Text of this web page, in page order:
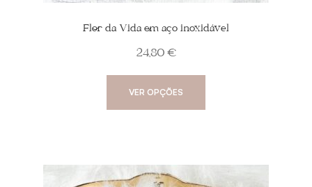
Flor da Vida em aço inoxidável
24,80 €
VER OPÇÕES
The